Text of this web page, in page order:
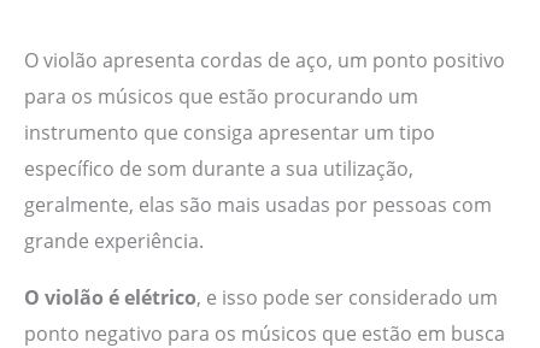
O violão apresenta cordas de aço, um ponto positivo
para os músicos que estão procurando um
instrumento que consiga apresentar um tipo
específico de som durante a sua utilização,
geralmente, elas são mais usadas por pessoas com
grande experiência.
O violão é elétrico, e isso pode ser considerado um
ponto negativo para os músicos que estão em busca